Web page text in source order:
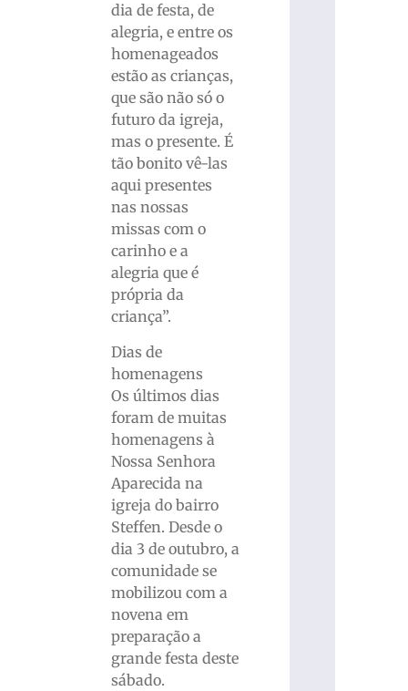
dia de festa, de
alegria, e entre os
homenageados
estão as crianças,
que são não só o
futuro da igreja,
mas o presente. É
tão bonito vê-las
aqui presentes
nas nossas
missas com o
carinho e a
alegria que é
própria da
criança”.
Dias de
homenagens
Os últimos dias
foram de muitas
homenagens à
Nossa Senhora
Aparecida na
igreja do bairro
Steffen. Desde o
dia 3 de outubro, a
comunidade se
mobilizou com a
novena em
preparação a
grande festa deste
sábado.